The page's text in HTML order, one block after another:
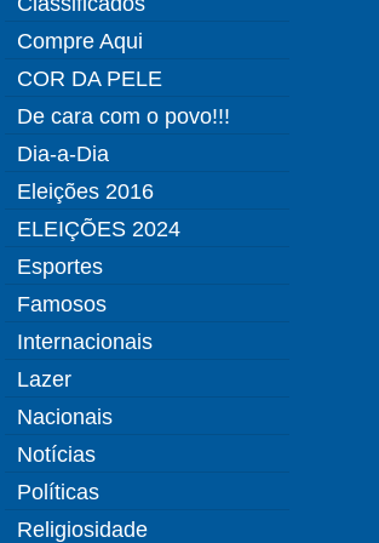
Compre Aqui
COR DA PELE
De cara com o povo!!!
Dia-a-Dia
Eleições 2016
ELEIÇÕES 2024
Esportes
Famosos
Internacionais
Lazer
Nacionais
Notícias
Políticas
Religiosidade